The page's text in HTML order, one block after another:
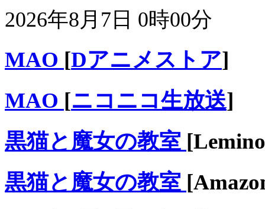
2026年8月7日 0時00分
MAO [Dアニメストア]
MAO [ニコニコ生放送]
黒猫と魔女の教室
黒猫と魔女の教室